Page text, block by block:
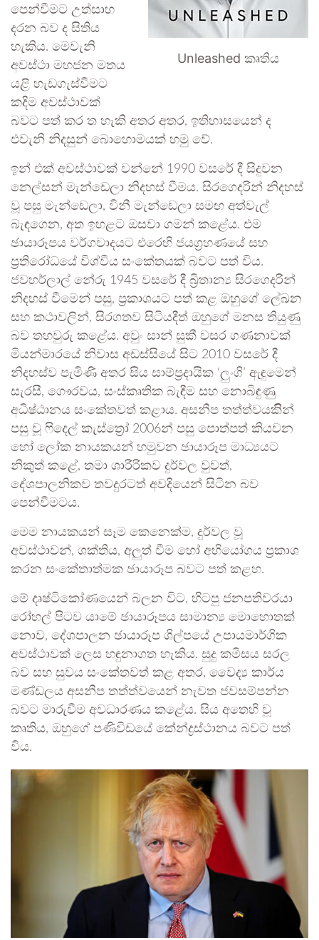
Unleashed කෘතිය
පෙන්වීමට උත්සාහ
දරන බව ද සිතිය
හැකිය. මෙවැනි
අවස්ථා මහජන මතය
යළි හැඩගැස්වීමට
කදිම අවස්ථාවක්
බවට පත් කර ත හැකි අතර අතර, ඉතිහාසයෙන් ද
එවැනි නිදසුන් බොහොමයක් හමු වේ.
ඉන් එක් අවස්ථාවක් වන්නේ 1990 වසරේ දී සිදුවන
නෙල්සන් මැන්ඩෙලා නිදහස් වීමය. සිරගෙදරින් නිදහස්
වූ පසු මැන්ඩෙලා, විනී මැන්ඩෙලා සමඟ අත්වැල්
බැඳගෙන, අත ඉහළට ඔසවා ගමන් කළේය. එම
ඡායාරූපය වර්ගවාදයට එරෙහි ජයග්‍රහණයේ සහ
ප්‍රතිරෝධයේ විශ්වීය සංකේතයක් බවට පත් විය.
ජවහර්ලාල් නේරු 1945 වසරේ දී බ්‍රිතාන්‍ය සිරගෙදරින්
නිදහස් වීමෙන් පසු, ප්‍රකාශයට පත් කළ ඔහුගේ ලේඛන
සහ කථාවලින්, සිරගතව සිටියදීත් ඔහුගේ මනස තියුණු
බව තහවුරු කළේය. අවුං සාන් සුකී වසර ගණනාවක්
මියන්මාරයේ නිවාස අඩස්සියේ සිට 2010 වසරේ දී
නිදහස්ව පැමිණි අතර සිය සාම්ප්‍රදායික ‘ලුංගි’ ඇඳුමෙන්
සැරසී, ගෞරවය, සංස්කෘතික බැඳීම සහ නොබිඳුණු
අධිෂ්ඨානය සංකේතවත් කළාය. අසනීප තත්ත්වයකිින්
පසු වූ ෆිදෙල් කැස්ත්‍රෝ 2006න් පසු පොත්පත් කියවන
හෝ ලෝක නායකයන් හමුවන ඡායාරූප මාධ්‍යයට
නිකුත් කළේ, තමා ශාරීරිකව දුර්වල වුවත්,
දේශපාලනිකව තවදුරටත් අවදියෙන් සිටින බව
පෙන්වීමටය.
මෙම නායකයන් සෑම කෙනෙක්ම, දුර්වල වූ
අවස්ථාවන්, ශක්තිය, අලුත් වීම හෝ අභියෝගය ප්‍රකාශ
කරන සංකේතාත්මක ඡායාරූප බවට පත් කළහ.
මේ දෘෂ්ටිකෝණයෙන් බලන විට, හිටපු ජනපතිවරයා
රෝහල් පිටව යාමේ ඡායාරූපය සාමාන්‍ය මොහොතක්
නොව, දේශපාලන ඡායාරූප ශිල්පයේ උපායමාර්ගික
අවස්ථාවක් ලෙස හඳුනාගත හැකිය. සුදු කමිසය සරල
බව සහ සුවය සංකේතවත් කළ අතර, වෛද්‍ය කාර්ය
මණ්ඩලය අසනීප තත්ත්වයෙන් නැවත ජවසම්පන්න
බවට මාරුවීම අවධාරණය කළේය. සිය අතෙහි වූ
කෘතිය, ඔහුගේ පණිවිඩයේ කේන්ද්‍රස්ථානය බවට පත්
විය.